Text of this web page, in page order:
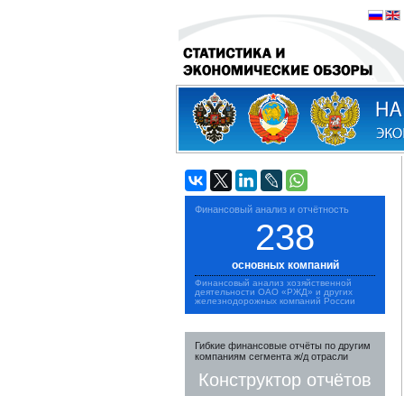
Финансовый анализ и отчётность
238
основных компаний
Финансовый анализ хозяйственной
деятельности ОАО «РЖД» и других
железнодорожных компаний России
Гибкие финансовые отчёты по другим
компаниям сегмента ж/д отрасли
Конструктор отчётов